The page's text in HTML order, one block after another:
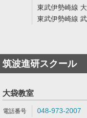
東武伊勢崎線
東武伊勢崎線
筑波進研スクール
大袋教室
048-973-2007